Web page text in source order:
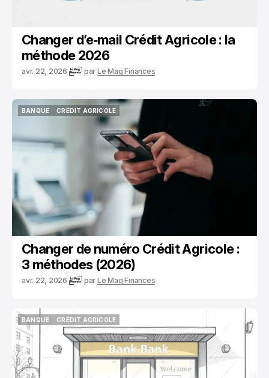
Changer d’e‑mail Crédit Agricole : la
méthode 2026
avr. 22, 2026 par Le Mag Finances
BANQUE
CRÉDIT AGRICOLE
CRÉDIT AGRICOLE
Changer de numéro Crédit Agricole :
3 méthodes (2026)
avr. 22, 2026 par Le Mag Finances
BANQUE
BANQUE
CRÉDIT AGRICOLE
CRÉDIT AGRICOLE